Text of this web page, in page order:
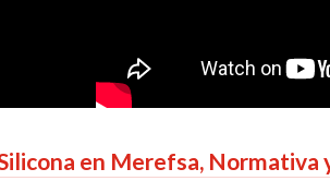
en Merefsa, Normativa